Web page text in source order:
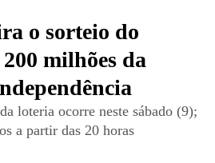
o sorteio do
milhões da
loteria ocorre neste sábado (9);
a partir das 20 horas